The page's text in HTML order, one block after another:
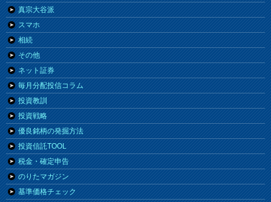
真宗大谷派
スマホ
相続
その他
ネット証券
毎月分配投信コラム
投資教訓
投資戦略
優良銘柄の発掘方法
投資信託TOOL
税金・確定申告
のりたマガジン
基準価格チェック